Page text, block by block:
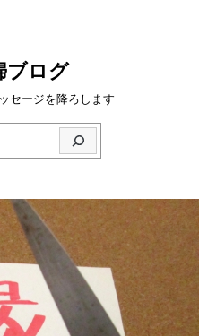
ブログ
セージを降ろします